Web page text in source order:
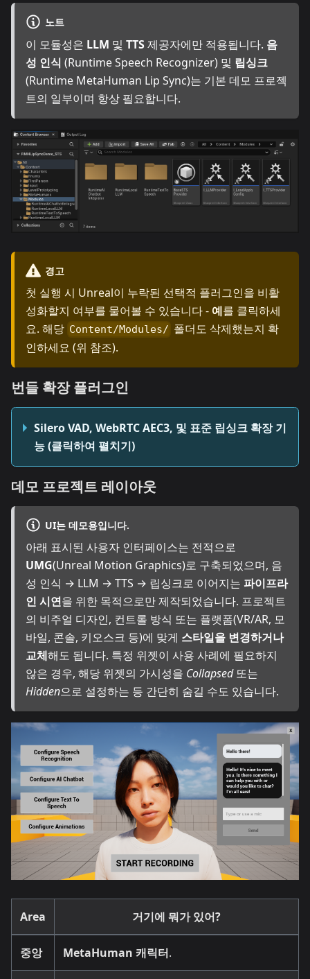
노트
이 모듈성은 LLM 및 TTS제공자에만 적용됩니다. 음
성 인식 (Runtime Speech Recognizer) 및 립싱크
(Runtime MetaHuman Lip Sync)는 기본 데모 프로젝
트의 일부이며 항상 필요합니다.
경고
첫 실행 시 Unreal이 누락된 선택적 플러그인을 비활
성화할지 여부를 물어볼 수 있습니다 - 예를 클릭하세
요. 해당 Content/Modules/ 폴더도 삭제했는지 확
인하세요 (위 참조).
번들 확장 플러그인
Silero VAD, WebRTC AEC3, 및 표준 립싱크 확장 기
능 (클릭하여 펼치기)
데모 프로젝트 레이아웃
UI는 데모용입니다.
아래 표시된 사용자 인터페이스는 전적으로
UMG(Unreal Motion Graphics)로 구축되었으며, 음
성 인식 → LLM → TTS → 립싱크로 이어지는 파이프라
인 시연을 위한 목적으로만 제작되었습니다. 프로젝트
의 비주얼 디자인, 컨트롤 방식 또는 플랫폼(VR/AR, 모
바일, 콘솔, 키오스크 등)에 맞게 스타일을 변경하거나
교체해도 됩니다. 특정 위젯이 사용 사례에 필요하지
않은 경우, 해당 위젯의 가시성을 Collapsed또는
Hidden으로 설정하는 등 간단히 숨길 수도 있습니다.
Area 거기에 뭐가 있어?
중앙 MetaHuman 캐릭터.